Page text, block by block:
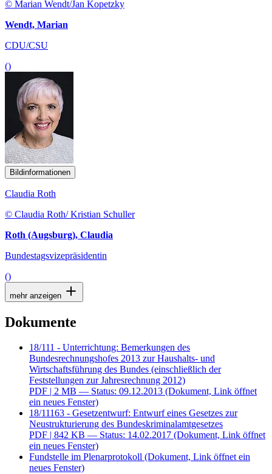
© Marian Wendt/Jan Kopetzky
Wendt, Marian
CDU/CSU
()
Bildinformationen
Claudia Roth
© Claudia Roth/ Kristian Schuller
Roth (Augsburg), Claudia
Bundestagsvizepräsidentin
()
mehr anzeigen
Dokumente
18/111 - Unterrichtung: Bemerkungen des
Bundesrechnungshofes 2013 zur Haushalts- und
Wirtschaftsführung des Bundes (einschließlich der
Feststellungen zur Jahresrechnung 2012)
PDF | 2 MB — Status: 09.12.2013 (Dokument, Link öffnet
ein neues Fenster)
18/11163 - Gesetzentwurf: Entwurf eines Gesetzes zur
Neustrukturierung des Bundeskriminalamtgesetzes
PDF | 842 KB — Status: 14.02.2017 (Dokument, Link öffnet
ein neues Fenster)
Fundstelle im Plenarprotokoll (Dokument, Link öffnet ein
neues Fenster)